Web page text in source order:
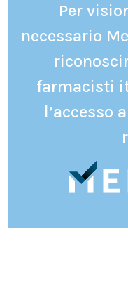
Per
necessario
farmacisti
l’accesso